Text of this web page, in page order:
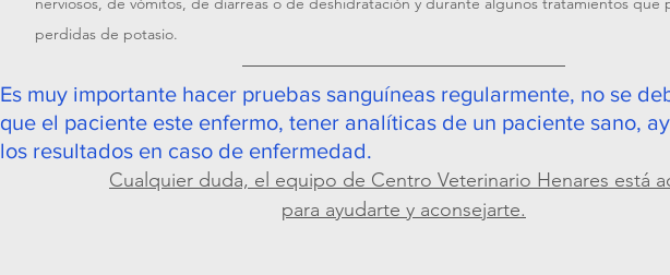
perdidas de potasio.
Es muy importante hacer pruebas sanguíneas regularmente, no se
que el paciente este enfermo, tener analíticas de un paciente sano,
los resultados en caso de enfermedad.
Cualquier duda, el equipo de Centro Veterinario Henares está
para ayudarte y aconsejarte.